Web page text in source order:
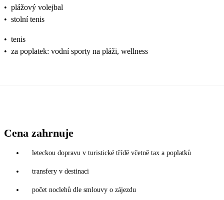
• plážový volejbal
• stolní tenis
• tenis
• za poplatek: vodní sporty na pláži, wellness
Cena zahrnuje
leteckou dopravu v turistické třídě včetně tax a poplatků
transfery v destinaci
počet noclehů dle smlouvy o zájezdu